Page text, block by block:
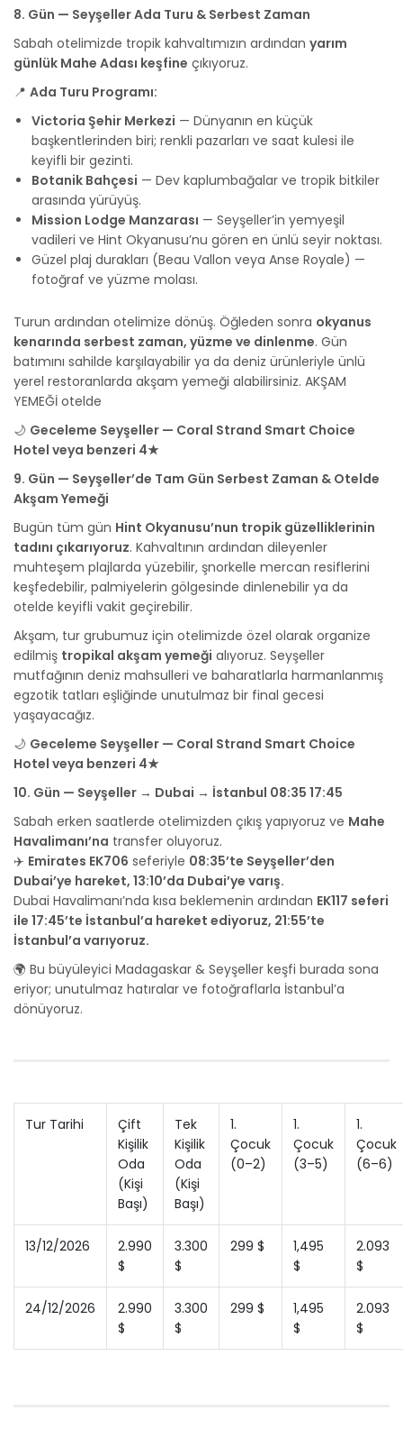
8. Gün — Seyşeller Ada Turu & Serbest Zaman
Sabah otelimizde tropik kahvaltımızın ardından yarım
günlük Mahe Adası keşfine çıkıyoruz.
📍 Ada Turu Programı:
Victoria Şehir Merkezi — Dünyanın en küçük
başkentlerinden biri; renkli pazarları ve saat kulesi ile
keyifli bir gezinti.
Botanik Bahçesi — Dev kaplumbağalar ve tropik bitkiler
arasında yürüyüş.
Mission Lodge Manzarası — Seyşeller’in yemyeşil
vadileri ve Hint Okyanusu’nu gören en ünlü seyir noktası.
Güzel plaj durakları (Beau Vallon veya Anse Royale) —
fotoğraf ve yüzme molası.
Turun ardından otelimize dönüş. Öğleden sonra okyanus
kenarında serbest zaman, yüzme ve dinlenme. Gün
batımını sahilde karşılayabilir ya da deniz ürünleriyle ünlü
yerel restoranlarda akşam yemeği alabilirsiniz. AKŞAM
YEMEĞİ otelde
🌙 Geceleme Seyşeller — Coral Strand Smart Choice
Hotel veya benzeri 4★
9. Gün — Seyşeller’de Tam Gün Serbest Zaman & Otelde
Akşam Yemeği
Bugün tüm gün Hint Okyanusu’nun tropik güzelliklerinin
tadını çıkarıyoruz. Kahvaltının ardından dileyenler
muhteşem plajlarda yüzebilir, şnorkelle mercan resiflerini
keşfedebilir, palmiyelerin gölgesinde dinlenebilir ya da
otelde keyifli vakit geçirebilir.
Akşam, tur grubumuz için otelimizde özel olarak organize
edilmiş tropikal akşam yemeği alıyoruz. Seyşeller
mutfağının deniz mahsulleri ve baharatlarla harmanlanmış
egzotik tatları eşliğinde unutulmaz bir final gecesi
yaşayacağız.
🌙 Geceleme Seyşeller — Coral Strand Smart Choice
Hotel veya benzeri 4★
10. Gün — Seyşeller → Dubai → İstanbul 08:35 17:45
Sabah erken saatlerde otelimizden çıkış yapıyoruz ve Mahe
Havalimanı’na transfer oluyoruz.
✈️ Emirates EK706 seferiyle 08:35’te Seyşeller’den
Dubai’ye hareket, 13:10’da Dubai’ye varış.
Dubai Havalimanı’nda kısa beklemenin ardından EK117 seferi
ile 17:45’te İstanbul’a hareket ediyoruz, 21:55’te
İstanbul’a varıyoruz.
🌍 Bu büyüleyici Madagaskar & Seyşeller keşfi burada sona
eriyor; unutulmaz hatıralar ve fotoğraflarla İstanbul’a
dönüyoruz.
Tur Tarihi
Çift
Kişilik
Oda
(Kişi
Başı)
Tek
Kişilik
Oda
(Kişi
Başı)
1.
Çocuk
(0–2)
1.
Çocuk
(3–5)
1.
Çocuk
(6–6)
13/12/2026
2.990
$
3.300
$
299 $
1,495
$
2.093
$
24/12/2026
2.990
$
3.300
$
299 $
1,495
$
2.093
$